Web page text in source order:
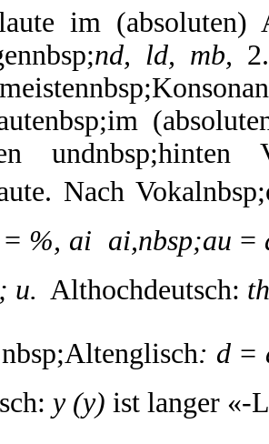
im
nd, ld, mb,
Nach
= %, ai  ai,nbsp;au =
u.  Althochdeutsch:
: d =
y (y) ist langer «-